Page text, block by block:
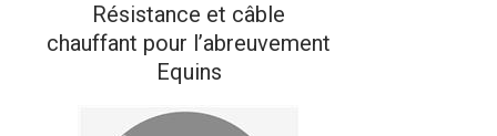
Résistance et câble
chauffant pour l’abreuvement
Equins